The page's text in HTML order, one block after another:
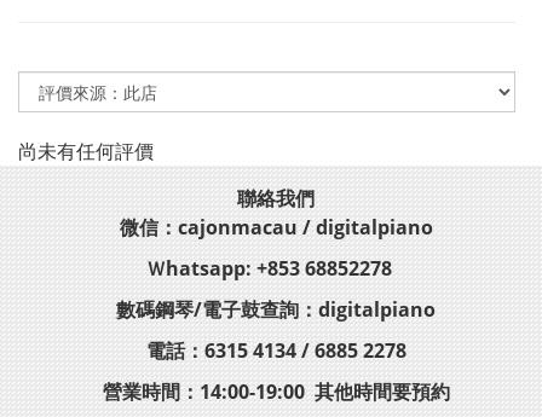
尚未有任何評價
聯絡我們
微信：cajonmacau / digitalpiano
Ｗhatsapp: +853 68852278
數碼鋼琴/電子鼓查詢：digitalpiano
電話：6315 4134 / 6885 2278
營業時間：14:00-19:00 其他時間要預約